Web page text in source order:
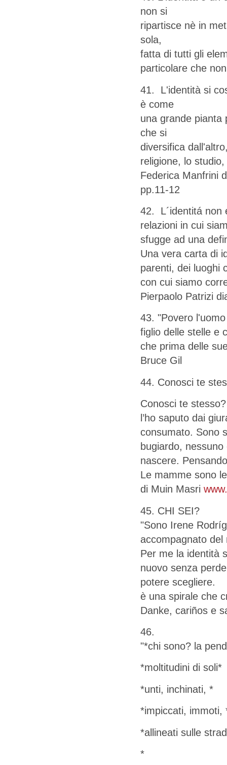
non si
ripartisce nè in
sola,
fatta di tutti gli
particolare che
41. L'identità si
è come
una grande pianta
che si
diversifica
religione, lo
Federica Manfrini
pp.11-12
42. L´identitá non
relazioni in cui
sfugge ad una
Una vera carta di
parenti, dei luoghi
con cui siamo
Pierpaolo Patrizi
43. "Povero
figlio delle stelle e
che prima delle
Bruce Gil
44. Conosci te
Conosci te
l’ho saputo dai
consumato. Sono
bugiardo,
nascere.
Le mamme sono
di Muin Masri
45. CHI SEI?
"Sono Irene
accompagnato del
Per me la identità
nuovo senza
potere scegliere.
è una spirale che
Danke, cariños e
46.
"*chi sono? la
*moltitudini di soli*
*unti, inchinati, *
*impiccati, immoti,
*allineati sulle
*